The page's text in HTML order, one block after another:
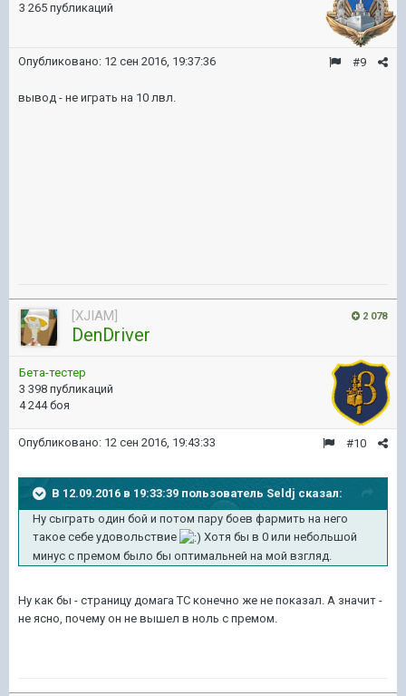
3 265 публикаций
#9
Опубликовано: 12 сен 2016, 19:37:36
вывод - не играть на 10 лвл.
2 078
[XJIAM]
DenDriver
Бета-тестер
3 398 публикаций
4 244 боя
#10
Опубликовано: 12 сен 2016, 19:43:33
В 12.09.2016 в 19:33:39 пользователь Seldj сказал:
Ну сыграть один бой и потом пару боев фармить на него
такое себе удовольствие
Хотя бы в 0 или небольшой
минус с премом было бы оптимальней на мой взгляд.
Ну как бы - страницу домага ТС конечно же не показал. А значит -
не ясно, почему он не вышел в ноль с премом.